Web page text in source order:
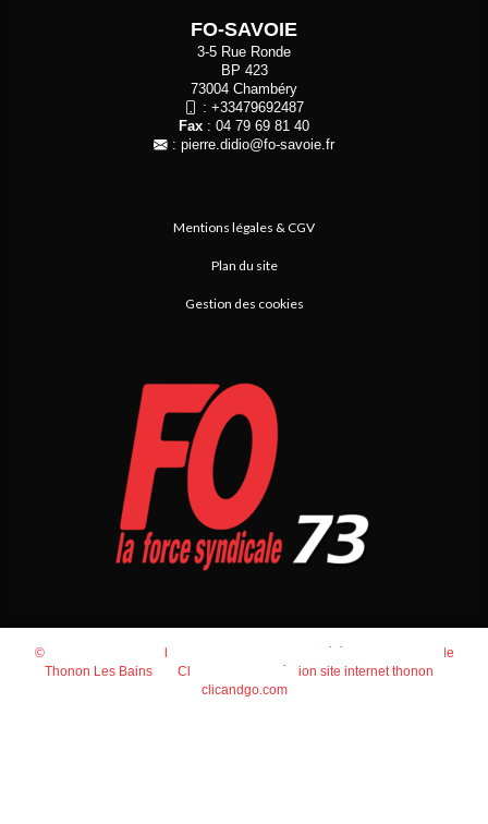
FO-SAVOIE
3-5 Rue Ronde
BP 423
73004 Chambéry
: +33479692487
Fax : 04 79 69 81 40
: pierre.didio@fo-savoie.fr
Mentions légales & CGV
Plan du site
Gestion des cookies
© 2026 Agence Web Thonon Les Bains
Référencement Google
Thonon Les Bains
Clic And Go
création site internet thonon
clicandgo.com